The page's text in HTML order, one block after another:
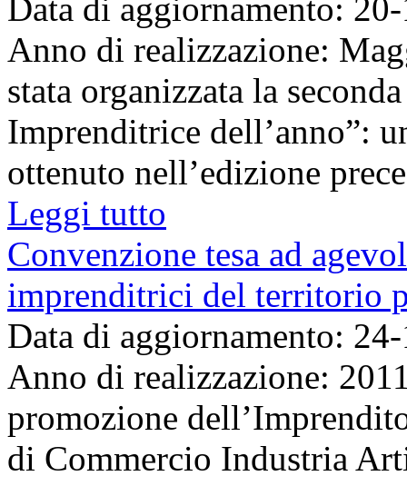
Data di aggiornamento:
Anno di realizzazione:
stata organizzata la
Imprenditrice dell’anno”:
ottenuto nell’edizione
Leggi tutto
Convenzione tesa ad
imprenditrici del territorio
Data di aggiornamento:
Anno di realizzazione:
promozione
di Commercio Industria